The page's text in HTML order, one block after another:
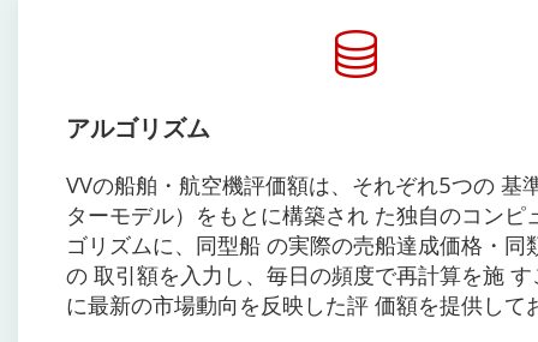
アルゴリズム
VVの船舶・航空機評価額は、それぞれ5つの 基
ターモデル）をもとに構築され た独自のコンピ
ゴリズムに、同型船 の実際の売船達成価格・同
の 取引額を入力し、毎日の頻度で再計算を施
に最新の市場動向を反映した評 価額を提供して